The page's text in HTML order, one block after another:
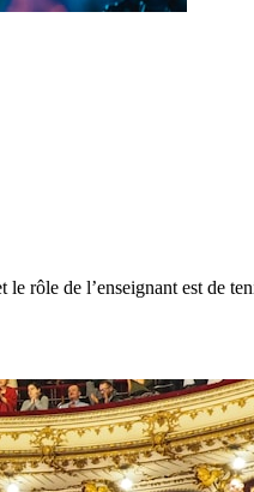
rôle de l’enseignant est de